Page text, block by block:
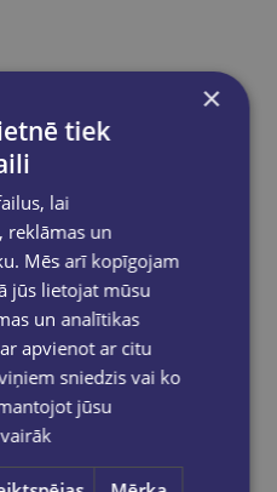
(1982) ir bērnu un jauniešu
Viņas grāmatas izdotas
Čīlē un Nīderlandē,
nacionālās IBBY nodaļas
(Venecuēla), Fundación
Starptautiskās jaunatnes
White Ravens. Ana
(1973) studējis komunikācijas
Planeta
mākslinieciskais redaktors.
×
tiek
lai
reklāmas un
Mēs arī kopīgojam
jūs lietojat mūsu
un analītikas
apvienot ar citu
sniedzis vai ko
jūsu